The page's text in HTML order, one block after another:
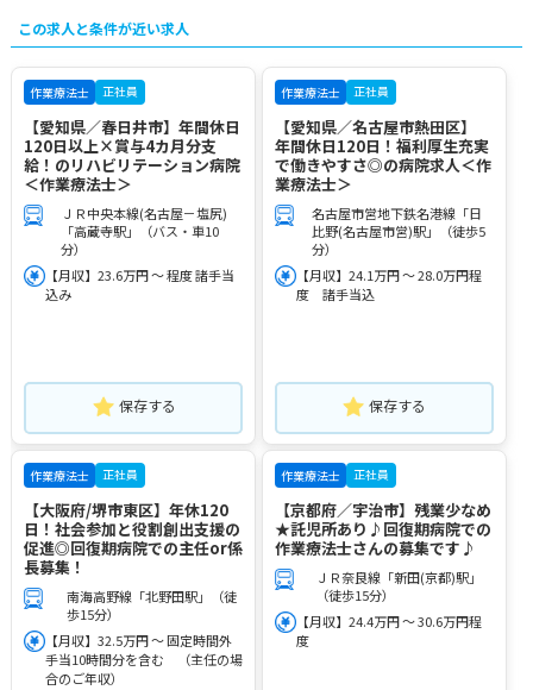
この求人と条件が近い求人
作業療法士 正社員
【愛知県／春日井市】年間休日
120日以上×賞与4カ月分支
給！のリハビリテーション病院
＜作業療法士＞
ＪＲ中央本線(名古屋－塩尻)
「高蔵寺駅」（バス・車10
分）
【月収】23.6万円 ～ 程度 諸手当
込み
保存する
作業療法士 正社員
【愛知県／名古屋市熱田区】
年間休日120日！福利厚生充実
で働きやすさ◎の病院求人＜作
業療法士＞
名古屋市営地下鉄名港線「日
比野(名古屋市営)駅」（徒歩5
分）
【月収】24.1万円 ～ 28.0万円程
度 諸手当込
保存する
作業療法士 正社員
【大阪府/堺市東区】年休120
日！社会参加と役割創出支援の
促進◎回復期病院での主任or係
長募集！
南海高野線「北野田駅」（徒
歩15分）
【月収】32.5万円 ～ 固定時間外
手当10時間分を含む （主任の場
合のご年収）
作業療法士 正社員
【京都府／宇治市】残業少なめ
★託児所あり♪回復期病院での
作業療法士さんの募集です♪
ＪＲ奈良線「新田(京都)駅」
（徒歩15分）
【月収】24.4万円 ～ 30.6万円程
度